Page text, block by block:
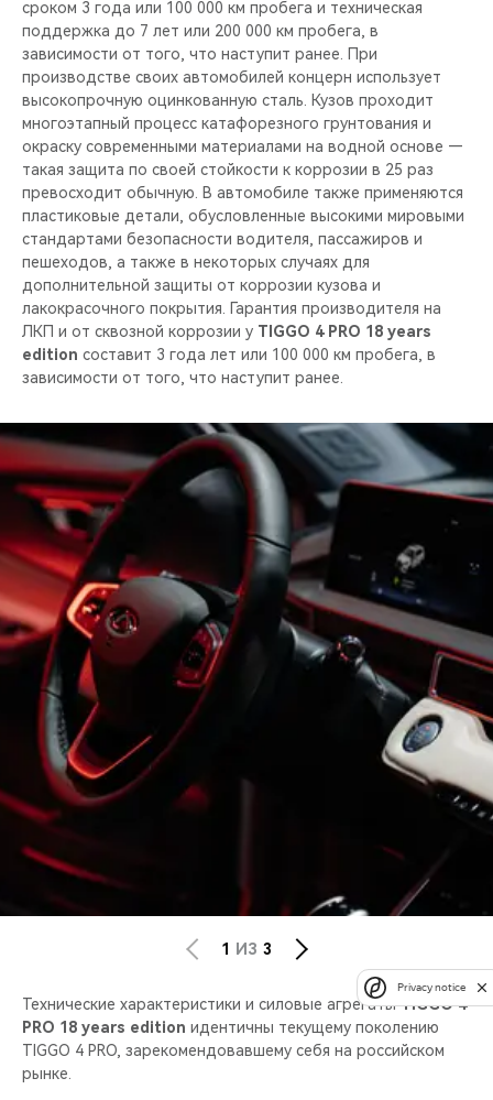
сроком 3 года или 100 000 км пробега и техническая
поддержка до 7 лет или 200 000 км пробега, в
зависимости от того, что наступит ранее. При
производстве своих автомобилей концерн использует
высокопрочную оцинкованную сталь. Кузов проходит
многоэтапный процесс катафорезного грунтования и
окраску современными материалами на водной основе —
такая защита по своей стойкости к коррозии в 25 раз
превосходит обычную. В автомобиле также применяются
пластиковые детали, обусловленные высокими мировыми
стандартами безопасности водителя, пассажиров и
пешеходов, а также в некоторых случаях для
дополнительной защиты от коррозии кузова и
лакокрасочного покрытия. Гарантия производителя на
ЛКП и от сквозной коррозии у TIGGO 4 PRO 18 years
edition составит 3 года лет или 100 000 км пробега, в
зависимости от того, что наступит ранее.
1 ИЗ 3
Технические характеристики и силовые агрегатыTIGGO 4
PRO 18 years edition идентичны текущему поколению
TIGGO 4 PRO, зарекомендовавшему себя на российском
рынке.
Privacy notice